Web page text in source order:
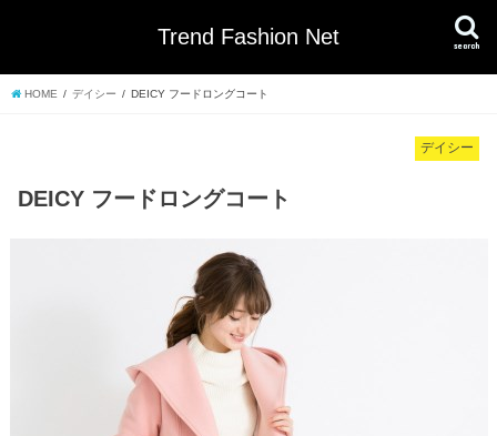
Trend Fashion Net search
HOME デイシー DEICY フードロングコート
デイシー
DEICY フードロングコート